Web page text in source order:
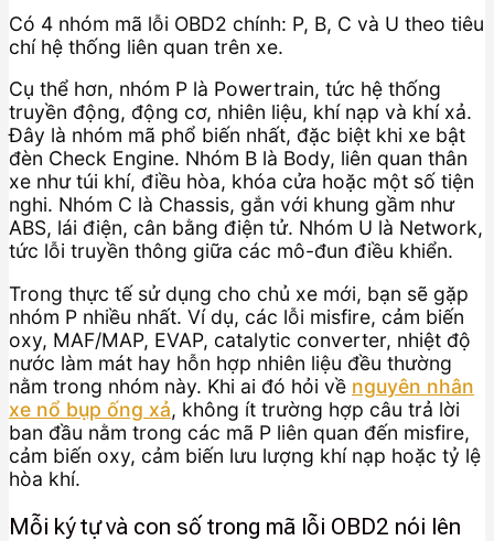
Có 4 nhóm mã lỗi OBD2 chính: P, B, C và U theo tiêu
chí hệ thống liên quan trên xe.
Cụ thể hơn, nhóm P là Powertrain, tức hệ thống
truyền động, động cơ, nhiên liệu, khí nạp và khí xả.
Đây là nhóm mã phổ biến nhất, đặc biệt khi xe bật
đèn Check Engine. Nhóm B là Body, liên quan thân
xe như túi khí, điều hòa, khóa cửa hoặc một số tiện
nghi. Nhóm C là Chassis, gắn với khung gầm như
ABS, lái điện, cân bằng điện tử. Nhóm U là Network,
tức lỗi truyền thông giữa các mô-đun điều khiển.
Trong thực tế sử dụng cho chủ xe mới, bạn sẽ gặp
nhóm P nhiều nhất. Ví dụ, các lỗi misfire, cảm biến
oxy, MAF/MAP, EVAP, catalytic converter, nhiệt độ
nước làm mát hay hỗn hợp nhiên liệu đều thường
nằm trong nhóm này. Khi ai đó hỏi về nguyên nhân
xe nổ bụp ống xả, không ít trường hợp câu trả lời
ban đầu nằm trong các mã P liên quan đến misfire,
cảm biến oxy, cảm biến lưu lượng khí nạp hoặc tỷ lệ
hòa khí.
Mỗi ký tự và con số trong mã lỗi OBD2 nói lên